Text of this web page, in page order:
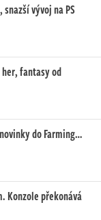
vývoj na PS
fantasy od
do Farming…
Konzole překonává